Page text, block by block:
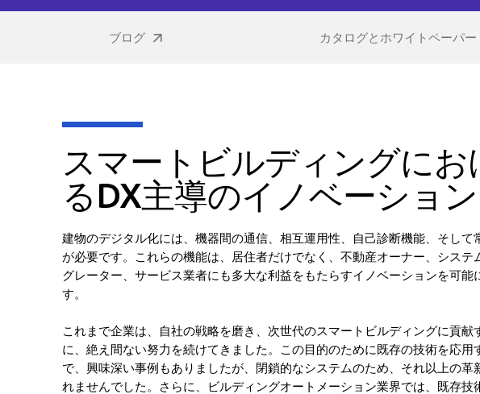
ブログ カタログとホワイトペーパー
スマートビルディングにお
るDX主導のイノベーション
建物のデジタル化には、機器間の通信、相互運用性、自己診断機能、そして
が必要です。これらの機能は、居住者だけでなく、不動産オーナー、システ
グレーター、サービス業者にも多大な利益をもたらすイノベーションを可能
す。
これまで企業は、自社の戦略を磨き、次世代のスマートビルディングに貢献
に、絶え間ない努力を続けてきました。この目的のために既存の技術を応用
で、興味深い事例もありましたが、閉鎖的なシステムのため、それ以上の革
れませんでした。さらに、ビルディングオートメーション業界では、既存技